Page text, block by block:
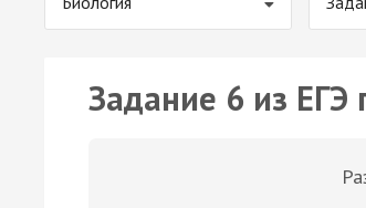
Задание 6 из ЕГЭ